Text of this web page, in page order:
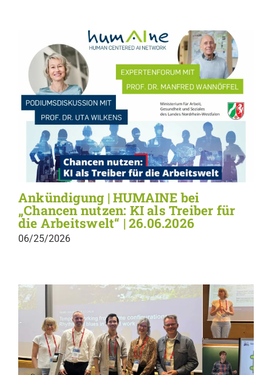
Ankündigung | HUMAINE bei
„Chancen nutzen: KI als Treiber für
die Arbeitswelt“ | 26.06.2026
06/25/2026